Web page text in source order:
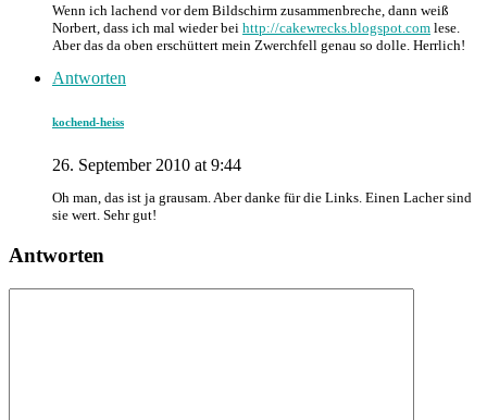
Wenn ich lachend vor dem Bildschirm zusammenbreche, dann weiß
Norbert, dass ich mal wieder bei http://cakewrecks.blogspot.com lese.
Aber das da oben erschüttert mein Zwerchfell genau so dolle. Herrlich!
Antworten
kochend-heiss
26. September 2010 at 9:44
Oh man, das ist ja grausam. Aber danke für die Links. Einen Lacher sind
sie wert. Sehr gut!
Antworten